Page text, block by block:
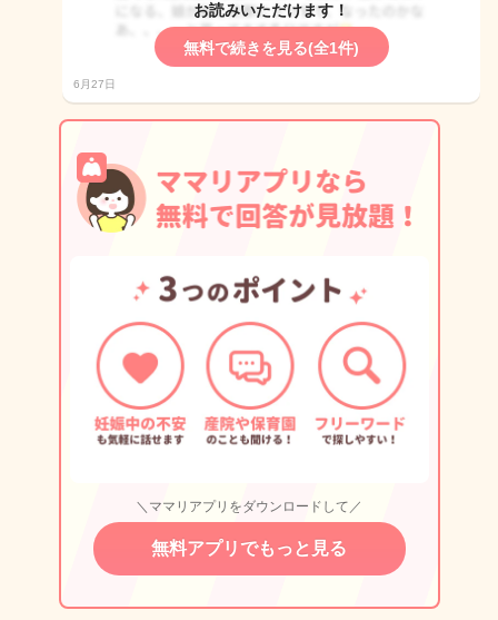
お読みいただけます！
無料で続きを見る(全1件)
6月27日
＼ママリアプリをダウンロードして／
無料アプリでもっと見る